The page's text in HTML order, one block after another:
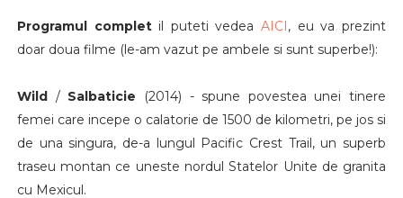
Programul completil puteti vedeaAICI, eu va prezint
doar doua filme (le-am vazut pe ambele si sunt superbe!):
Wild / Salbaticie (2014) - spune povestea unei tinere
femei care incepe o calatorie de 1500 de kilometri, pe jos si
de una singura, de-a lungul Pacific Crest Trail, un superb
traseu montan ce uneste nordul Statelor Unite de granita
cu Mexicul.